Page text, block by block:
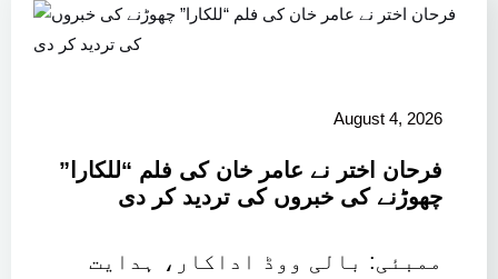
August 4, 2026
فرحان اختر نے عامر خان کی فلم “للکارا”
چھوڑنے کی خبروں کی تردید کر دی
ممبئی: بالی ووڈ اداکار، ہدایت